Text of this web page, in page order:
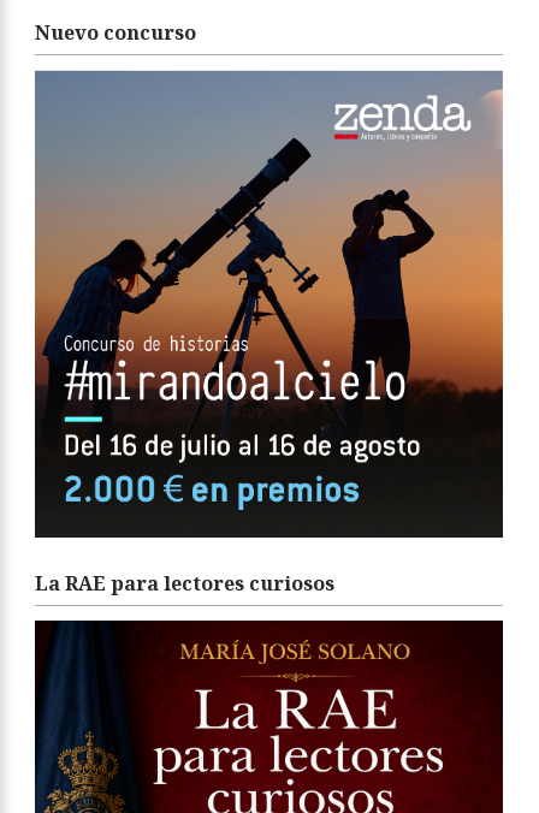
Nuevo concurso
La RAE para lectores curiosos